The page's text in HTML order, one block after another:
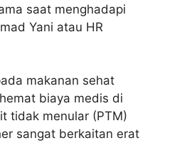
saat menghadapi
Yani atau HR
makanan sehat
biaya medis di
tidak menular (PTM)
sangat berkaitan erat